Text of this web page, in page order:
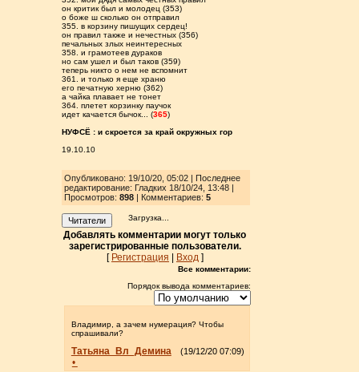
он критик был и молодец (353)
о боже ш сколько он отправил
355. в корзину пишущих сердец!
он правил также и нечестных (356)
печальных злых неинтересных
358. и грамотеев дураков
но сам ушел и был таков (359)
теперь никто о нем не вспомнит
361. и только я еще храню
его печатную херню (362)
а чайка плавает не тонет
364. плетет корзинку паучок
идет качается бычок... (365)
НУФСЁ : и скроется за край окружных гор
19.10.10
Опубликовано: 19/10/20, 05:02 | Последнее
редактирование: Гладких 18/10/24, 13:48 |
Просмотров: 898| Комментариев: 5
Читатели Загрузка...
Добавлять комментарии могут только
зарегистрированные пользователи.
[ Регистрация Вход]
Все комментарии:
Порядок вывода комментариев:
Владимир, а зачем нумерация? Чтобы
спрашивали?
Татьяна_Вл_Демина (19/12/20 07:09)
•